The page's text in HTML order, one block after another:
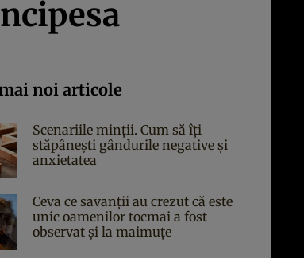
noi articole
Scenariile minții. Cum să îți
stăpânești gândurile negative și
anxietatea
Ceva ce savanții au crezut că este
unic oamenilor tocmai a fost
observat și la maimuțe